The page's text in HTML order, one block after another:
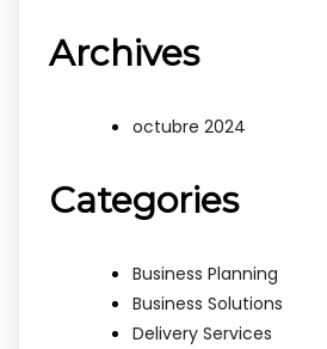
Archives
octubre 2024
Categories
Business Planning
Business Solutions
Delivery Services